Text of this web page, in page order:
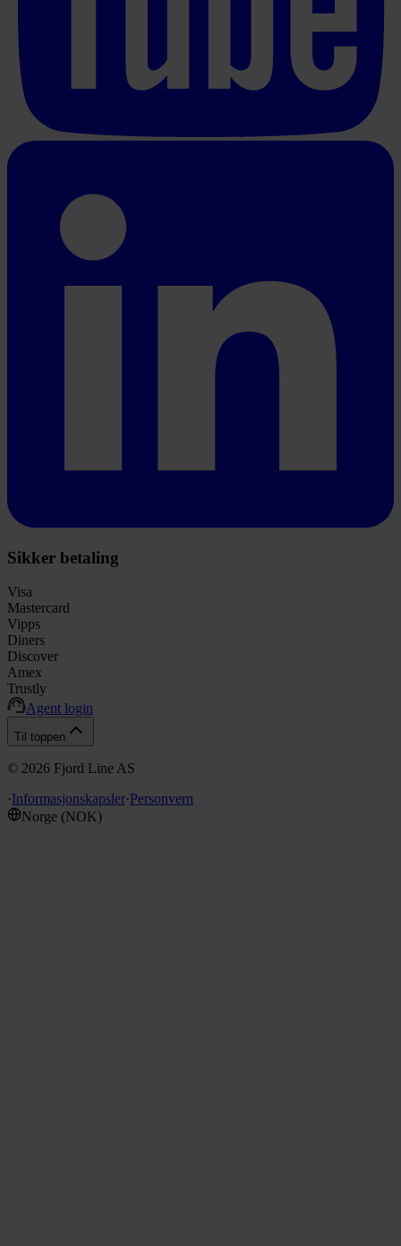
Sikker betaling
Visa
Mastercard
Vipps
Diners
Discover
Amex
Trustly
Agent login
Til toppen
© 2026 Fjord Line AS
·Informasjonskapsler·Personvern
Norge (NOK)